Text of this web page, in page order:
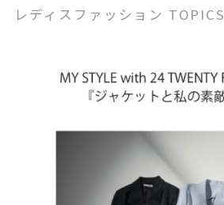
レディスファッション TOPICS